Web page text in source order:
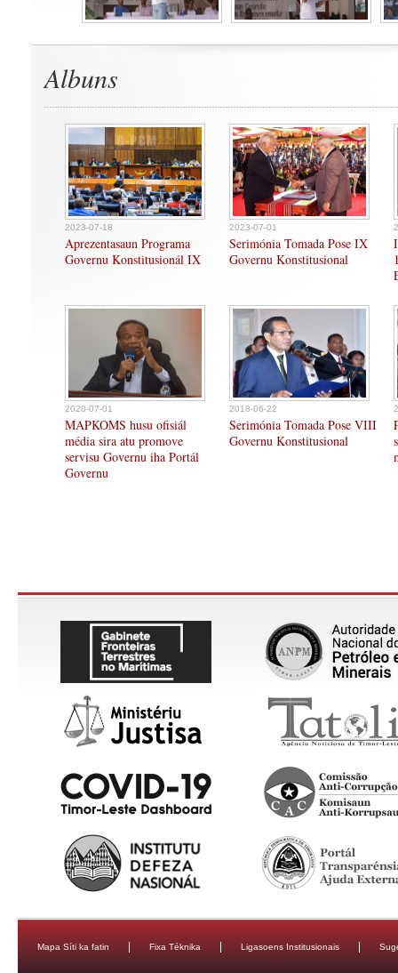
Albuns
2023-07-18
Aprezentasaun Programa
Governu Konstitusionál IX
2023-07-01
Serimónia Tomada Pose IX
Governu Konstitusional
2020-07-01
MAPKOMS husu ofisiál
média sira atu promove
servisu Governu iha Portál
Governu
2018-06-22
Serimónia Tomada Pose VIII
Governu Konstitusional
Mapa Síti ka fatin Fixa Téknika Ligasoens Institusionais